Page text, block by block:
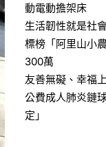
動電動擔架床
生活韌性就是社
標榜「阿里山小
300萬
友善無礙、幸福
公費成人肺炎鏈
定」